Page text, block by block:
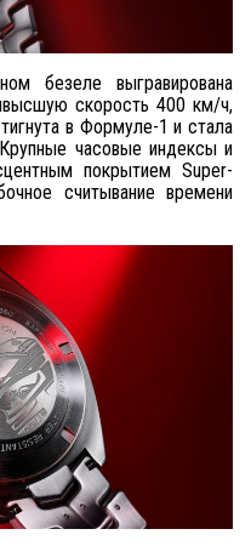
безеле выгравирована
скорость 400 км/ч,
в Формуле-1 и стала
часовые индексы и
покрытием Super-
считывание времени